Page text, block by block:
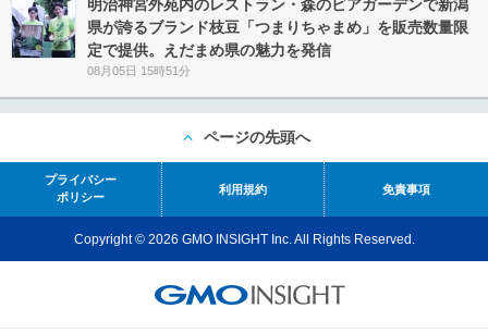
明治神宮外苑内のレストラン・森のビアガーデンで新潟
県が誇るブランド枝豆「つまりちゃまめ」を販売数量限
定で提供。えだまめ県の魅力を発信
08月05日 15時51分
ページの先頭へ
プライバシー
ポリシー
利用規約 免責事項
Copyright © 2026 GMO INSIGHT Inc. All Rights Reserved.